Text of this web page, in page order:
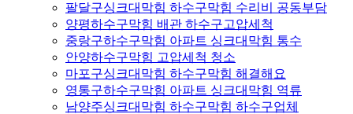
팔달구싱크대막힘 하수구막힘 수리비 공동부담
양평하수구막힘 배관 하수구고압세척
중랑구하수구막힘 아파트 싱크대막힘 통수
안양하수구막힘 고압세척 청소
마포구싱크대막힘 하수구막힘 해결해요
영통구하수구막힘 아파트 싱크대막힘 역류
남양주싱크대막힘 하수구막힘 하수구업체